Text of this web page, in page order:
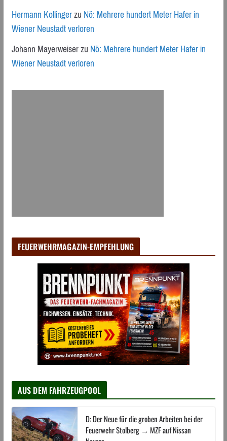
Hermann KollingerzuNö: Mehrere hundert Meter Hafer in
Wiener Neustadt verloren
Johann MayerweiserzuNö: Mehrere hundert Meter Hafer in
Wiener Neustadt verloren
FEUERWEHRMAGAZIN-EMPFEHLUNG
AUS DEM FAHRZEUGPOOL
D: Der Neue für die groben Arbeiten bei der
Feuerwehr Stolberg → MZF auf Nissan